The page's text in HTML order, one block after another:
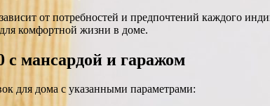
от потребностей и предпочтений каждого
комфортной жизни в доме.
мансардой и гаражом
для дома с указанными параметрами: